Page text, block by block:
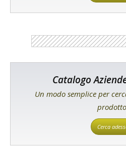
Catalogo
Un modo semplice per
Cerca